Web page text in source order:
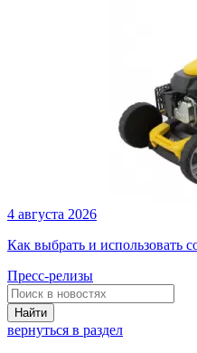
4 августа 2026
Как выбрать и использовать
Пресс-релизы
Найти
вернуться в раздел